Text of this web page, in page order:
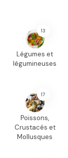
13
Légumes et
légumineuses
17
Poissons,
Crustacés et
Mollusques